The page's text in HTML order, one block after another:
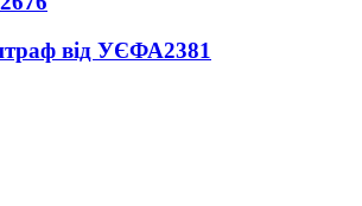
від УЄФА2381